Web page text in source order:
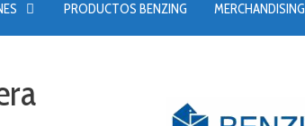
PRODUCTOS BENZING MERCHANDISING